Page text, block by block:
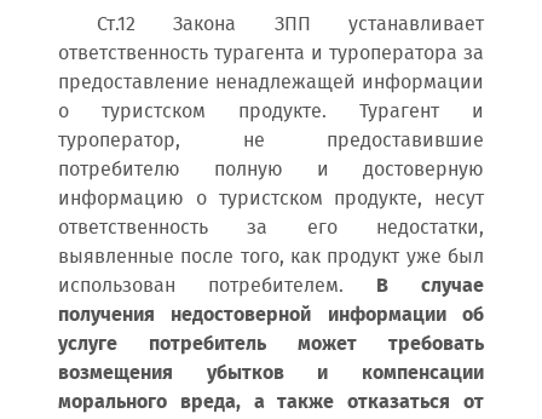
Ст.12 Закона ЗПП устанавливает
ответственность турагента и туроператора за
предоставление ненадлежащей информации
о туристском продукте. Турагент и
туроператор, не предоставившие
потребителю полную и достоверную
информацию о туристском продукте, несут
ответственность за его недостатки,
выявленные после того, как продукт уже был
использован потребителем. В случае
получения недостоверной информации об
услуге потребитель может требовать
возмещения убытков и компенсации
морального вреда, а также отказаться от